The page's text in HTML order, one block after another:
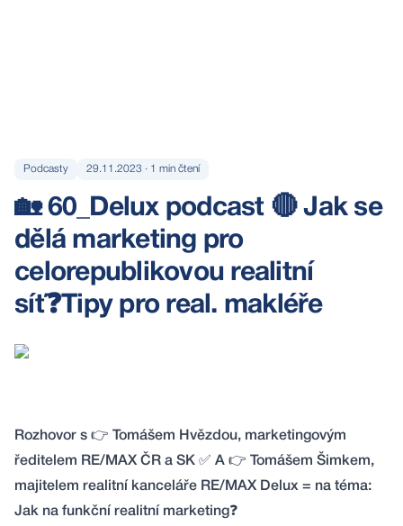
Podcasty 29.11.2023 · 1 min čtení
🏡 60_Delux podcast 🔴 Jak se
dělá marketing pro
celorepublikovou realitní
síť❓Tipy pro real. makléře
Rozhovor s 👉 Tomášem Hvězdou, marketingovým
ředitelem RE/MAX ČR a SK ✅ A 👉 Tomášem Šimkem,
majitelem realitní kanceláře RE/MAX Delux = na téma:
Jak na funkční realitní marketing❓